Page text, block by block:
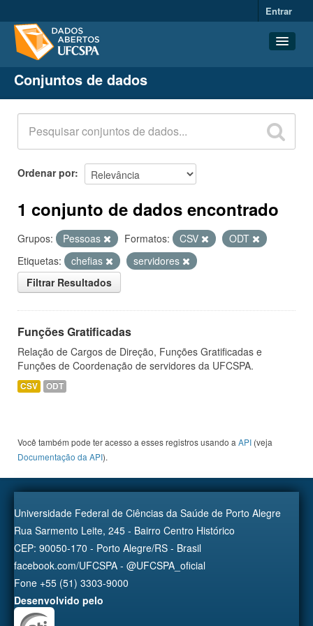
Entrar
Conjuntos de dados
Organizações
Grupos
Sobre
Conjuntos de dados
Ordenar por
1 conjunto de dados encontrado
Grupos: Pessoas Formatos: CSV
ODT
Etiquetas:
chefias
servidores
Filtrar Resultados
Funções Gratificadas
Relação de Cargos de Direção, Funções Gratificadas e
Funções de Coordenação de servidores da UFCSPA.
CSV ODT
Você também pode ter acesso a esses registros usando a API (veja
Documentação da API).
Universidade Federal de Ciências da Saúde de Porto Alegre
Rua Sarmento Leite, 245 - Bairro Centro Histórico
CEP: 90050-170 - Porto Alegre/RS - Brasil
facebook.com/UFCSPA - @UFCSPA_oficial
Fone +55 (51) 3303-9000
Desenvolvido pelo